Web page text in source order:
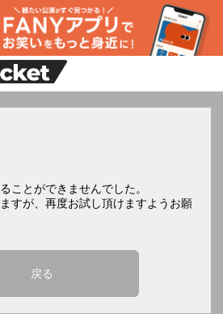
ことができませんでした。
すが、再度お試し頂けますようお願
戻る